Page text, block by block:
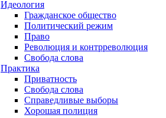
Идеология
Гражданское общество
Политический режим
Право
Революция и контрреволюция
Свобода слова
Практика
Приватность
Свобода слова
Справедливые выборы
Хорошая полиция